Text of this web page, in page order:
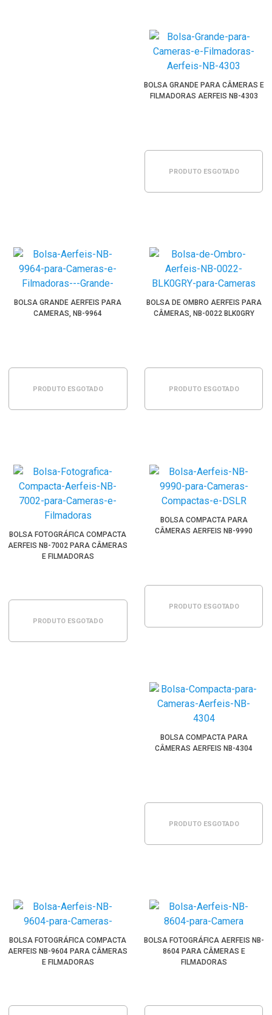
BOLSA GRANDE PARA CÂMERAS E
FILMADORAS AERFEIS NB-4303
PRODUTO ESGOTADO
BOLSA GRANDE AERFEIS PARA
CAMERAS, NB-9964
PRODUTO ESGOTADO
BOLSA DE OMBRO AERFEIS PARA
CÂMERAS, NB-0022 BLK0GRY
PRODUTO ESGOTADO
BOLSA FOTOGRÁFICA COMPACTA
AERFEIS NB-7002 PARA CÂMERAS
E FILMADORAS
PRODUTO ESGOTADO
BOLSA COMPACTA PARA
CÂMERAS AERFEIS NB-9990
PRODUTO ESGOTADO
BOLSA COMPACTA PARA
CÂMERAS AERFEIS NB-4304
PRODUTO ESGOTADO
BOLSA FOTOGRÁFICA COMPACTA
AERFEIS NB-9604 PARA CÂMERAS
E FILMADORAS
BOLSA FOTOGRÁFICA AERFEIS NB-
8604 PARA CÂMERAS E
FILMADORAS